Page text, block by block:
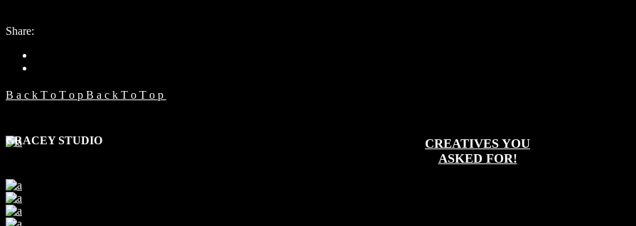
Share:
B a c k T o T o p B a c k T o T o p
GRACEY STUDIO
CREATIVES YOU
ASKED FOR!